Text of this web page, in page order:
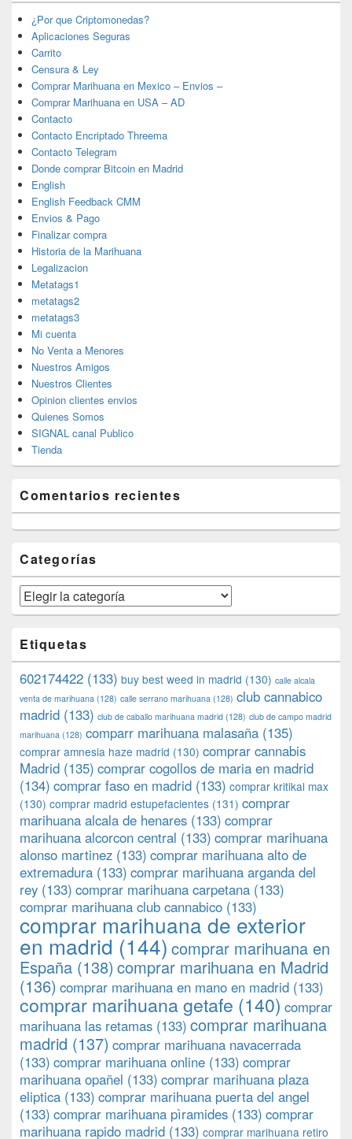
¿Por que Criptomonedas?
Aplicaciones Seguras
Carrito
Censura & Ley
Comprar Marihuana en Mexico – Envios –
Comprar Marihuana en USA – AD
Contacto
Contacto Encriptado Threema
Contacto Telegram
Donde comprar Bitcoin en Madrid
English
English Feedback CMM
Envios & Pago
Finalizar compra
Historia de la Marihuana
Legalizacion
Metatags1
metatags2
metatags3
Mi cuenta
No Venta a Menores
Nuestros Amigos
Nuestros Clientes
Opinion clientes envios
Quienes Somos
SIGNAL canal Publico
Tienda
Comentarios recientes
Categorías
Categorías
Etiquetas
602174422 (133) buy best weed in madrid (130) calle alcala
venta de marihuana (128) calle serrano marihuana (128) club cannabico
madrid (133) club de caballo marihuana madrid (128) club de campo madrid
marihuana (128) comparr marihuana malasaña (135)
comprar amnesia haze madrid (130) comprar cannabis
Madrid (135) comprar cogollos de maria en madrid
(134) comprar faso en madrid (133) comprar kritikal max
(130) comprar madrid estupefacientes (131) comprar
marihuana alcala de henares (133) comprar
marihuana alcorcon central (133) comprar marihuana
alonso martinez (133) comprar marihuana alto de
extremadura (133) comprar marihuana arganda del
rey (133) comprar marihuana carpetana (133)
comprar marihuana club cannabico (133)
comprar marihuana de exterior
en madrid (144) comprar marihuana en
España (138) comprar marihuana en Madrid
(136) comprar marihuana en mano en madrid (133)
comprar marihuana getafe (140) comprar
marihuana las retamas (133) comprar marihuana
madrid (137) comprar marihuana navacerrada
(133) comprar marihuana online (133) comprar
marihuana opañel (133) comprar marihuana plaza
eliptica (133) comprar marihuana puerta del angel
(133) comprar marihuana pìramides (133) comprar
marihuana rapido madrid (133) comprar marihuana retiro